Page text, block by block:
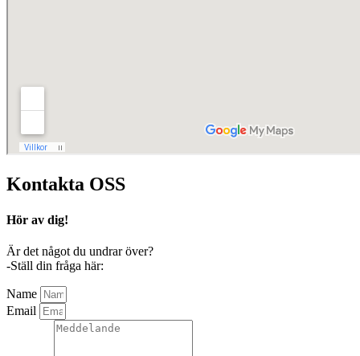
Kontakta OSS
Hör av dig!
Är det något du undrar över?
-Ställ din fråga här:
Name
Email